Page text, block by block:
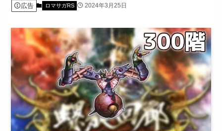
広告 ロマサガRS 2024年3月25日